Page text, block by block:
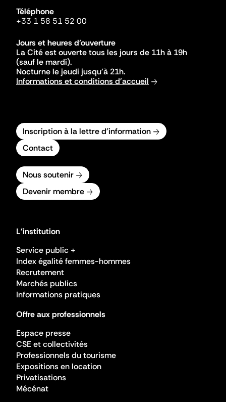
Téléphone
+33 1 58 51 52 00
Jours et heures d'ouverture
La Cité est ouverte tous les jours de 11h à 19h
(sauf le mardi).
Nocturne le jeudi jusqu'à 21h.
Informations et conditions d'accueil
Inscription à la lettre d'information
Contact
Nous soutenir
Devenir membre
L'institution
Service public +
Index égalité femmes-hommes
Recrutement
Marchés publics
Informations pratiques
Offre aux professionnels
Espace presse
CSE et collectivités
Professionnels du tourisme
Expositions en location
Privatisations
Mécénat